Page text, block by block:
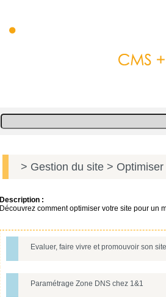
> Gestion du site >
Description :
Découvrez comment optimiser votre site pour un
Evaluer, faire vivre et promouvoir son
Paramétrage Zone DNS chez 1&1